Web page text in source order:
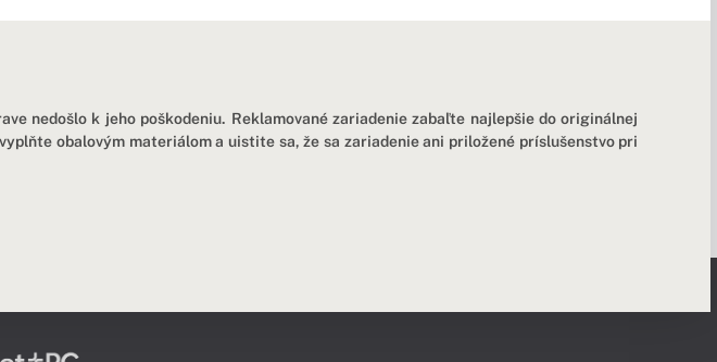
nedošlo k jeho poškodeniu. Reklamované zariadenie zabaľte najlepšie do originálnej
obalovým materiálom a uistite sa, že sa zariadenie ani priložené príslušenstvo pri